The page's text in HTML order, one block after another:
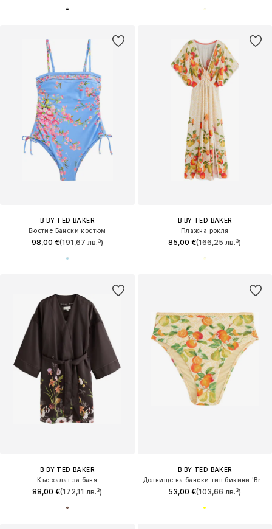
B BY TED BAKER
Бюстие Бански костюм
98,00 €(191,67 лв.³)
B BY TED BAKER
Плажна рокля
85,00 €(166,25 лв.³)
B BY TED BAKER
Къс халат за баня
88,00 €(172,11 лв.³)
B BY TED BAKER
53,00 €(103,66 лв.³)